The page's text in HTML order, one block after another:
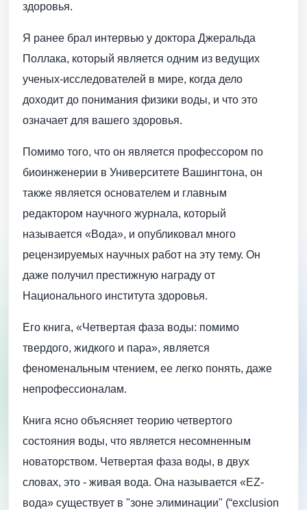
здоровья.
Я ранее брал интервью у доктора Джеральда
Поллака, который является одним из ведущих
ученых-исследователей в мире, когда дело
доходит до понимания физики воды, и что это
означает для вашего здоровья.
Помимо того, что он является профессором по
биоинженерии в Университете Вашингтона, он
также является основателем и главным
редактором научного журнала, который
называется «Вода», и опубликовал много
рецензируемых научных работ на эту тему. Он
даже получил престижную награду от
Национального института здоровья.
Его книга, «Четвертая фаза воды: помимо
твердого, жидкого и пара», является
феноменальным чтением, ее легко понять, даже
непрофессионалам.
Книга ясно объясняет теорию четвертого
состояния воды, что является несомненным
новаторством. Четвертая фаза воды, в двух
словах, это - живая вода. Она называется «EZ-
вода» существует в "зоне элиминации" (“exclusion